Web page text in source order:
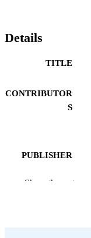
Details
TITLE
CONTRIBUTOR
S
PUBLISHER
DATE
Show the rest